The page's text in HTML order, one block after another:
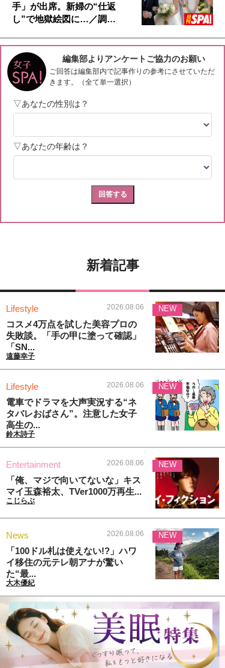
手」が出席。新婦の“仕返
し”で地獄絵図に…／調…
新着記事
Lifestyle 2026.08.06
コスメ4万点を試した美容プロの
失敗談。「手の甲に塗って確認」
「SN...
遠藤幸子
NEW
Lifestyle 2026.08.06
電車でドラマを大声実況する“ネ
タバレおばさん”。注意した女子
高生の...
鈴木詩子
NEW
Entertainment 2026.08.06
「俺、マジで向いてないな」キス
マイ玉森裕太、TVer1000万再生...
こじらぶ
NEW
News 2026.08.06
「100ドル札は使えない!?」ハワ
イ移住の元テレ朝アナが驚い
た“最...
大木優紀
NEW